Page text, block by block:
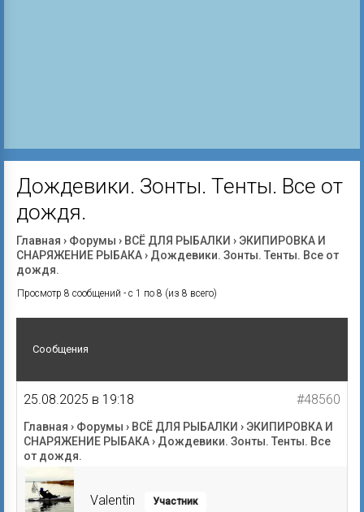
Дождевики. Зонты. Тенты. Все от
дождя.
Главная › Форумы › ВСЁ ДЛЯ РЫБАЛКИ › ЭКИПИРОВКА И
СНАРЯЖЕНИЕ РЫБАКА› Дождевики. Зонты. Тенты. Все от
дождя.
Просмотр 8 сообщений - с 1 по 8 (из 8 всего)
Сообщения
25.08.2025 в 19:18 #48560
Главная › Форумы › ВСЁ ДЛЯ РЫБАЛКИ › ЭКИПИРОВКА И
СНАРЯЖЕНИЕ РЫБАКА› Дождевики. Зонты. Тенты. Все
от дождя.
Valentin Участник